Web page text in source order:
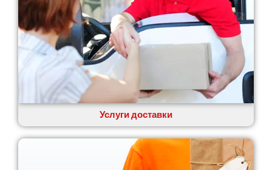
Услуги доставки